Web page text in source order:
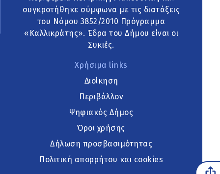
συγκροτήθηκε σύμφωνα με τις διατάξεις
του Νόμου 3852/2010 Πρόγραμμα
«Καλλικράτης». Έδρα του Δήμου είναι οι
Συκιές.
Χρήσιμα links
Διοίκηση
Περιβάλλον
Ψηφιακός Δήμος
Όροι χρήσης
Δήλωση προσβασιμότητας
Πολιτική απορρήτου και cookies